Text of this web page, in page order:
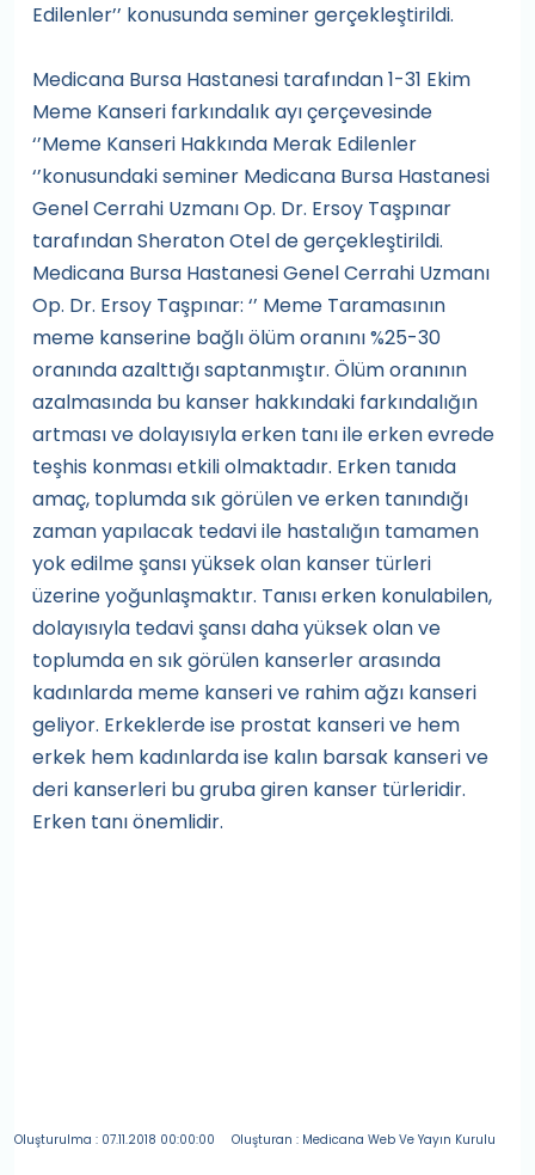
Edilenler’’ konusunda seminer gerçekleştirildi.
Medicana Bursa Hastanesi tarafından 1-31 Ekim
Meme Kanseri farkındalık ayı çerçevesinde
‘’Meme Kanseri Hakkında Merak Edilenler
‘’konusundaki seminer Medicana Bursa Hastanesi
Genel Cerrahi Uzmanı Op. Dr. Ersoy Taşpınar
tarafından Sheraton Otel de gerçekleştirildi.
Medicana Bursa Hastanesi Genel Cerrahi Uzmanı
Op. Dr. Ersoy Taşpınar: ‘’ Meme Taramasının
meme kanserine bağlı ölüm oranını %25-30
oranında azalttığı saptanmıştır. Ölüm oranının
azalmasında bu kanser hakkındaki farkındalığın
artması ve dolayısıyla erken tanı ile erken evrede
teşhis konması etkili olmaktadır. Erken tanıda
amaç, toplumda sık görülen ve erken tanındığı
zaman yapılacak tedavi ile hastalığın tamamen
yok edilme şansı yüksek olan kanser türleri
üzerine yoğunlaşmaktır. Tanısı erken konulabilen,
dolayısıyla tedavi şansı daha yüksek olan ve
toplumda en sık görülen kanserler arasında
kadınlarda meme kanseri ve rahim ağzı kanseri
geliyor. Erkeklerde ise prostat kanseri ve hem
erkek hem kadınlarda ise kalın barsak kanseri ve
deri kanserleri bu gruba giren kanser türleridir.
Erken tanı önemlidir.
Oluşturulma : 07.11.2018 00:00:00 Oluşturan : Medicana Web Ve Yayın Kurulu